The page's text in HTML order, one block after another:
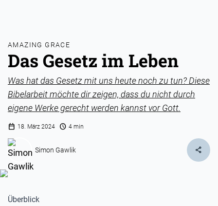
AMAZING GRACE
Das Gesetz im Leben
Was hat das Gesetz mit uns heute noch zu tun? Diese
Bibelarbeit möchte dir zeigen, dass du nicht durch
eigene Werke gerecht werden kannst vor Gott.
calendar_today 18. März 2024 schedule 4 min
Simon Gawlik share
Überblick